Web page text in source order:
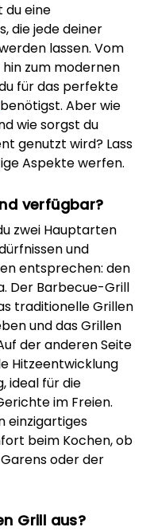
du eine
die jede deiner
lassen. Vom
zum modernen
für das perfekte
benötigst. Aber wie
wie sorgst du
genutzt wird? Lass
Aspekte werfen.
verfügbar?
zwei Hauptarten
und
entsprechen: den
Der Barbecue-Grill
traditionelle Grillen
und das Grillen
der anderen Seite
Hitzeentwicklung
ideal für die
im Freien.
einzigartiges
beim Kochen, ob
oder der
Grill aus?